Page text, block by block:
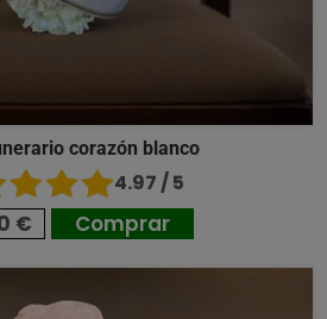
corazón blanco
4.97 / 5
€ Comprar